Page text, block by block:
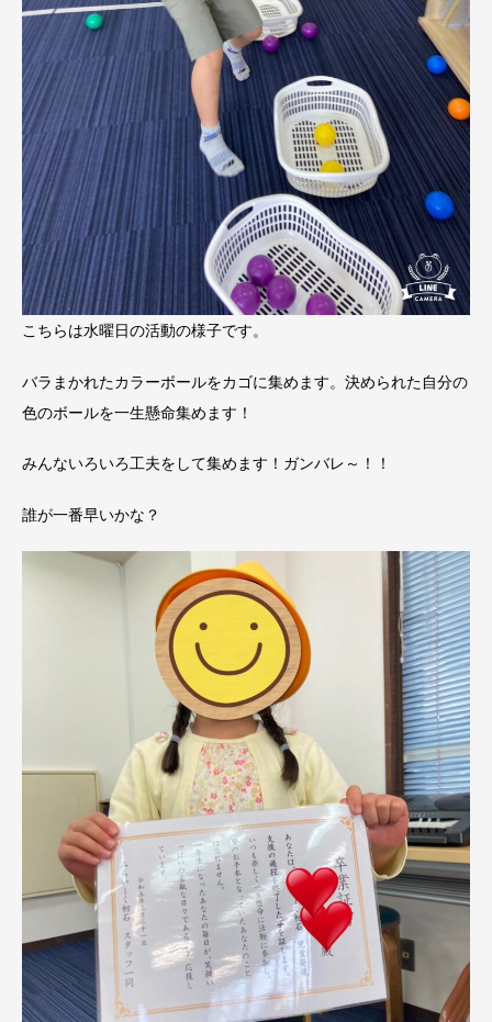
こちらは水曜日の活動の様子です。
バラまかれたカラーボールをカゴに集めます。決められた自分の
色のボールを一生懸命集めます！
みんないろいろ工夫をして集めます！ガンバレ～！！
誰が一番早いかな？